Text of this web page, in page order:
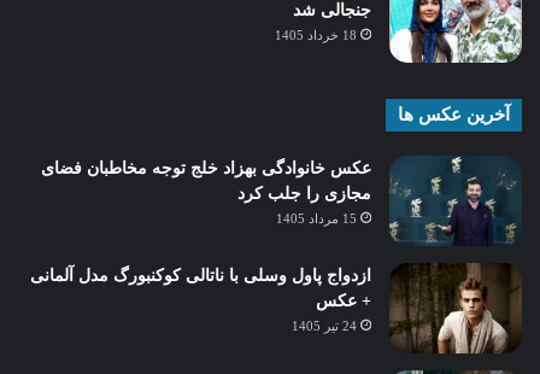
جنجالی شد
18 خرداد 1405
آخرین عکس ها
عکس خانوادگی بهزاد خلج توجه مخاطبان فضای
مجازی را جلب کرد
15 مرداد 1405
ازدواج پاول وسلی با ناتالی کوکنبورگ مدل آلمانی
+ عکس
24 تیر 1405